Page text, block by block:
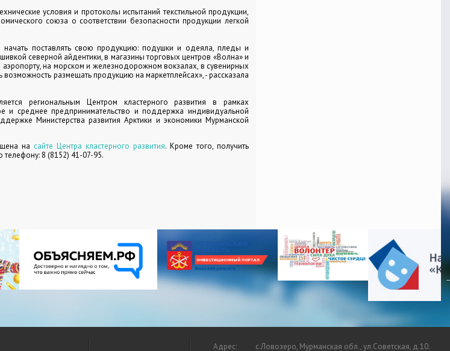
условия и протоколы испытаний текстильной продукции,
союза о соответствии безопасности продукции легкой
начать поставлять свою продукцию: подушки и одеяла, пледы и
северной айдентики, в магазины торговых центров «Волна» и
аэропорту, на морском и железнодорожном вокзалах, в сувенирных
размещать продукцию на маркетплейсах», - рассказала
региональным Центром кластерного развития в рамках
и среднее предпринимательство и поддержка индивидуальной
Министерства развития Арктики и экономики Мурманской
на сайте Центра кластерного развития. Кроме того, получить
8 (8152) 41-07-95.
Адрес:
с.Ловозеро, Мурманская обл., ул.Советская, д.10.